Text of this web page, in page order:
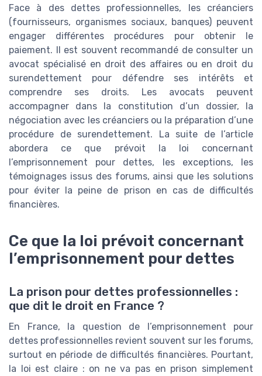
Face à des dettes professionnelles, les créanciers
(fournisseurs, organismes sociaux, banques) peuvent
engager différentes procédures pour obtenir le
paiement. Il est souvent recommandé de consulter un
avocat spécialisé en droit des affaires ou en droit du
surendettement pour défendre ses intérêts et
comprendre ses droits. Les avocats peuvent
accompagner dans la constitution d’un dossier, la
négociation avec les créanciers ou la préparation d’une
procédure de surendettement. La suite de l’article
abordera ce que prévoit la loi concernant
l’emprisonnement pour dettes, les exceptions, les
témoignages issus des forums, ainsi que les solutions
pour éviter la peine de prison en cas de difficultés
financières.
Ce que la loi prévoit concernant
l’emprisonnement pour dettes
La prison pour dettes professionnelles :
que dit le droit en France ?
En France, la question de l’emprisonnement pour
dettes professionnelles revient souvent sur les forums,
surtout en période de difficultés financières. Pourtant,
la loi est claire : on ne va pas en prison simplement